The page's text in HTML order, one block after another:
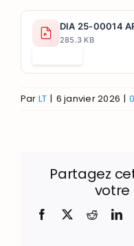
DIA 25-00014
285.3 KB
Par LT | 6 janvier 2026 |
Partagez
votre
Facebook
X Reddit